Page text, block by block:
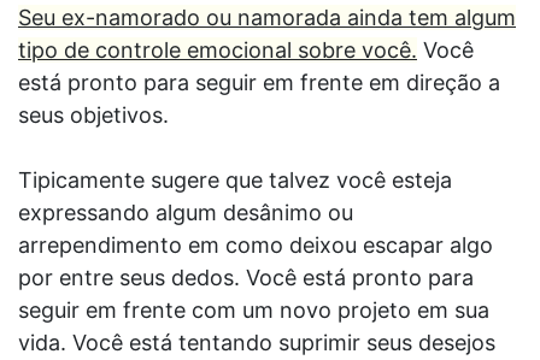
Seu ex-namorado ou namorada ainda tem algum
tipo de controle emocional sobre você. Você
está pronto para seguir em frente em direção a
seus objetivos.
Tipicamente sugere que talvez você esteja
expressando algum desânimo ou
arrependimento em como deixou escapar algo
por entre seus dedos. Você está pronto para
seguir em frente com um novo projeto em sua
vida. Você está tentando suprimir seus desejos